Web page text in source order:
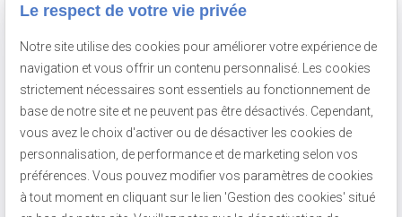
Du lundi au samedi
NOUS SUIVRE
51068462400016
Le respect de votre vie privée
Notre site utilise des cookies pour améliorer votre expérience de
navigation et vous offrir un contenu personnalisé. Les cookies
strictement nécessaires sont essentiels au fonctionnement de
base de notre site et ne peuvent pas être désactivés. Cependant,
vous avez le choix d'activer ou de désactiver les cookies de
personnalisation, de performance et de marketing selon vos
préférences. Vous pouvez modifier vos paramètres de cookies
à tout moment en cliquant sur le lien 'Gestion des cookies' situé